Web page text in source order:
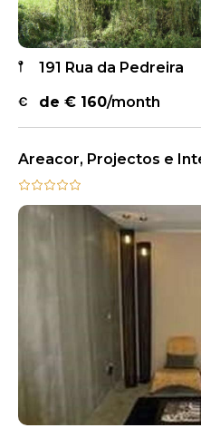
191 Rua da Pedreira
de € 160/month
Areacor, Projectos e